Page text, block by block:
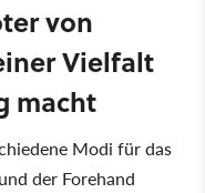
von
Vielfalt
macht
Modi für das
der Forehand